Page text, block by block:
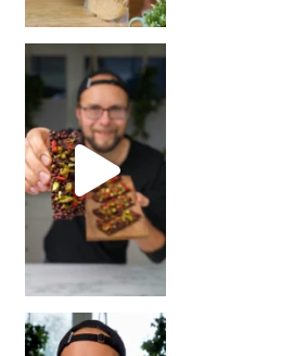
| Rezept
| W